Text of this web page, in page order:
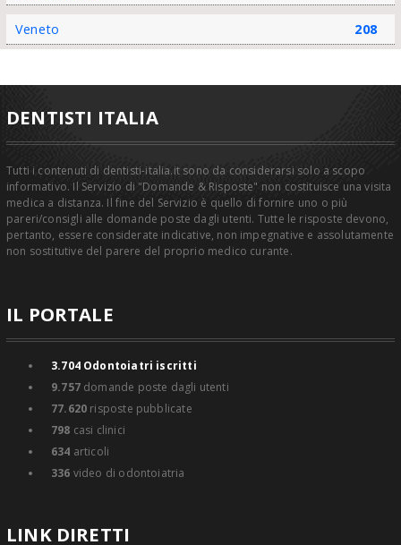
Veneto 208
DENTISTI ITALIA
Tutti i contenuti di dentisti-italia.it sono da considerarsi solo a scopo
informativo. Il Servizio di "Domande & Risposte" non costituisce una visita
medica a distanza. Il fine del Servizio è quello di fornire uno o più
pareri/consigli alle domande poste dagli utenti. Tutte le risposte devono,
pertanto, essere considerate indicative, non impegnative e assolutamente
non sostitutive del parere del proprio medico curante.
IL PORTALE
3.704Odontoiatri iscritti
9.757domande poste dagli utenti
77.620 risposte pubblicate
798 casi clinici
634 articoli
336 video di odontoiatria
LINK DIRETTI